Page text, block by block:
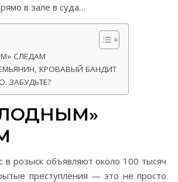
в зале в суда…
СЛЕДАМ
КРОВАВЫЙ БАНДИТ
ЗАБУДЬТЕ?
в розыск объявляют около 100 тысяч
преступления — это не просто